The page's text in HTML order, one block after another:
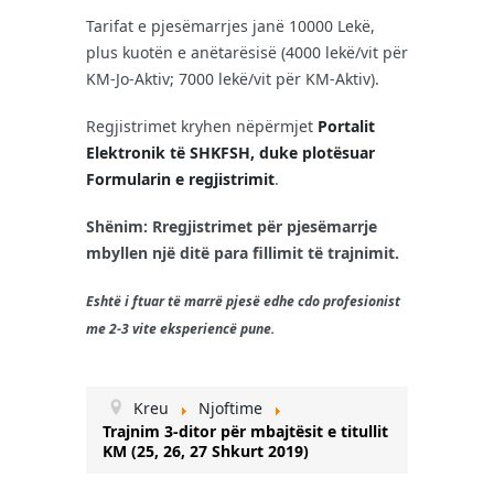
Tarifat e pjesëmarrjes janë 10000 Lekë,
plus kuotën e anëtarësisë (4000 lekë/vit për
KM-Jo-Aktiv; 7000 lekë/vit për KM-Aktiv).
Regjistrimet kryhen nëpërmjet Portalit
Elektronik të SHKFSH, duke plotësuar
Formularin e regjistrimit.
Shënim: Rregjistrimet për pjesëmarrje
mbyllen një ditë para fillimit të trajnimit.
Eshtë i ftuar të marrë pjesë edhe cdo profesionist
me 2-3 vite eksperiencë pune.
Kreu
Njoftime
Trajnim 3-ditor për mbajtësit e titullit
KM (25, 26, 27 Shkurt 2019)